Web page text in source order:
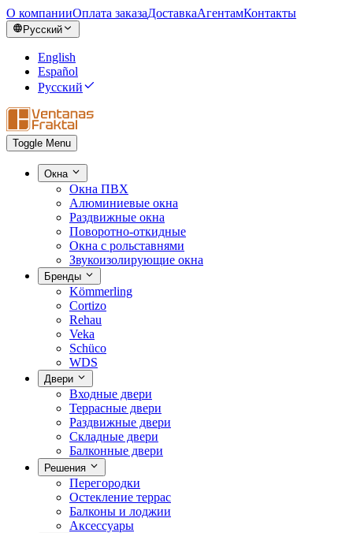
О компанииОплата заказаДоставкаАгентамКонтакты
Русский
English
Español
Русский
Toggle Menu
Окна
Окна ПВХ
Алюминиевые окна
Раздвижные окна
Поворотно-откидные
Окна с рольставнями
Звукоизолирующие окна
Бренды
Kömmerling
Cortizo
Rehau
Veka
Schüco
WDS
Двери
Входные двери
Террасные двери
Раздвижные двери
Складные двери
Балконные двери
Решения
Перегородки
Остекление террас
Балконы и лоджии
Аксессуары